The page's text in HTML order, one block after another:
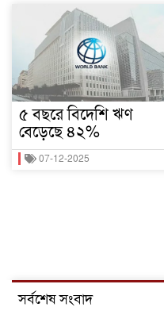
৫ বছরে বিদেশি ঋণ
বেড়েছে ৪২%
07-12-2025
সর্বশেষ সংবাদ